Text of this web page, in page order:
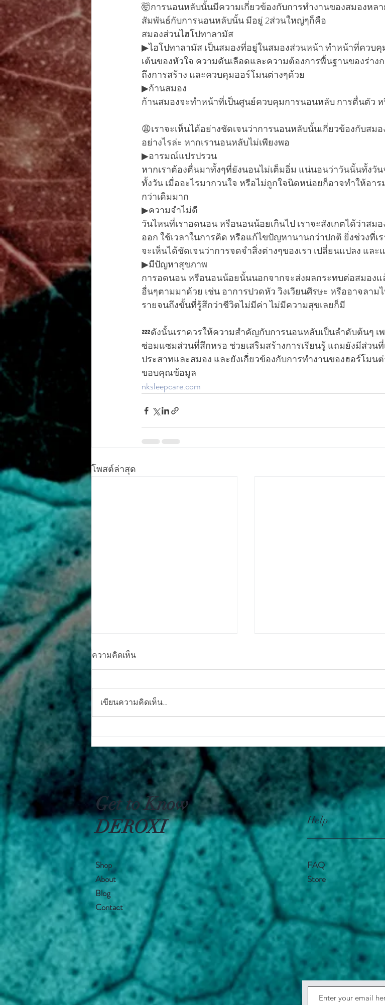
🤯การนอนหลับนั้นมีความเกี่ยวข้องกับการทำงานของสมองหล
สัมพันธ์กับการนอนหลับนั้น มีอยู่ 2ส่วนใหญ่ๆก็คือ
สมองส่วนไฮโปทาลามัส
▶ไฮโปทาลามัส เป็นสมองที่อยู่ในสมองส่วนหน้า ทำหน้าที่ควบ
เต้นของหัวใจ ความดันเลือดและความต้องการพื้นฐานของร่าง
ถึงการสร้าง และควบคุมฮอร์โมนต่างๆด้วย
▶ก้านสมอง
ก้านสมองจะทำหน้าที่เป็นศูนย์ควบคุมการนอนหลับ การตื่นตัว
😩เราจะเห็นได้อย่างชัดเจนว่าการนอนหลับนั้นเกี่ยวข้องกับสม
อย่างไรล่ะ หากเรานอนหลับไม่เพียงพอ
▶อารมณ์แปรปรวน
หากเราต้องตื่นมาทั้งๆที่ยังนอนไม่เต็มอิ่ม แน่นอนว่าวันนั้นทั้งวั
ทั้งวัน เมื่ออะไรมากวนใจ หรือไม่ถูกใจนิดหน่อยก็อาจทำให้อา
กว่าเดิมมาก
▶ความจำไม่ดี
วันไหนที่เราอดนอน หรือนอนน้อยเกินไป เราจะสังเกตได้ว่าส
ออก ใช้เวลาในการคิด หรือแก้ไขปัญหานานกว่าปกติ ยิ่งช่วงที่เ
จะเห็นได้ชัดเจนว่าการจดจำสิ่งต่างๆของเรา เปลี่ยนแปลง และ
▶มีปัญหาสุขภาพ
การอดนอน หรือนอนน้อยนั้นนอกจากจะส่งผลกระทบต่อสมอง
อื่นๆตามมาด้วย เช่น อาการปวดหัว วิงเวียนศีรษะ หรืออาจลา
รายจนถึงขั้นที่รู้สึกว่าชีวิตไม่มีค่า ไม่มีความสุขเลยก็มี
💤ดังนั้นเราควรให้ความสำคัญกับการนอนหลับเป็นลำดับต้นๆ
ซ่อมแซมส่วนที่สึกหรอ ช่วยเสริมสร้างการเรียนรู้ แถมยังมีส่วน
ประสาทและสมอง และยังเกี่ยวข้องกับการทำงานของฮอร์โมน
ขอบคุณข้อมูล
nksleepcare.com
โพสต์ล่าสุด
แลนด์) จำกัด เปิดตัวเครื่องดื่ม
สมุนไพร "Daily Herb" ด้วยสาร
สกัดจากสมุนไพร
สมุนไพรมะนาว (Lime)
ความคิดเห็น
เขียนความคิดเห็น…
Get to Know
DEROXI
Shop
About
Blog
Contact
Help
FAQ
Store